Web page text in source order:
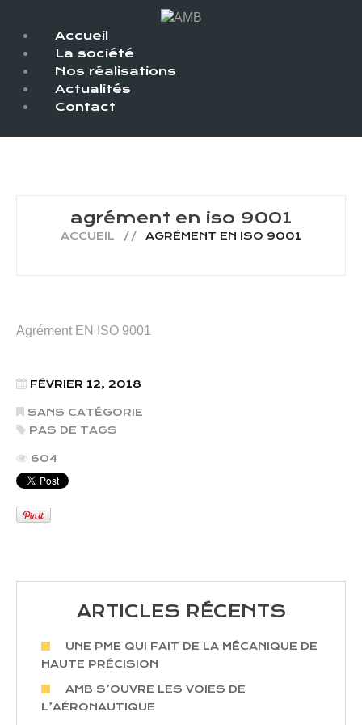
Accueil
La société
Nos réalisations
Actualités
Contact
agrément en iso 9001
ACCUEIL AGRÉMENT EN ISO 9001
Agrément EN ISO 9001
FÉVRIER 12, 2018
SANS CATÉGORIE
PAS DE TAGS
604
ARTICLES RÉCENTS
UNE PME QUI FAIT DE LA MÉCANIQUE DE
HAUTE PRÉCISION
AMB S’OUVRE LES VOIES DE
L’AÉRONAUTIQUE